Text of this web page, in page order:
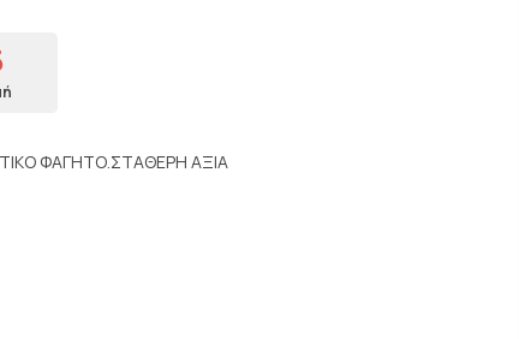
ΦΑΓΗΤΟ.ΣΤΑΘΕΡΗ ΑΞΙΑ